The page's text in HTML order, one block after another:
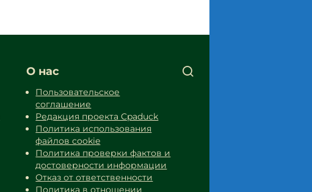
О нас
Пользовательское
соглашение
Редакция проекта Cpaduck
Политика использования
файлов cookie
Политика проверки фактов и
достоверности информации
Отказ от ответственности